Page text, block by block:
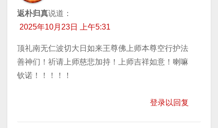
返朴归真说道：
2025年10月23日 上午5:31
顶礼南无仁波切大日如来王尊佛上师本尊空行护法
善神们！祈请上师慈悲加持！上师吉祥如意！喇嘛
钦诺！！！！！
登录以回复